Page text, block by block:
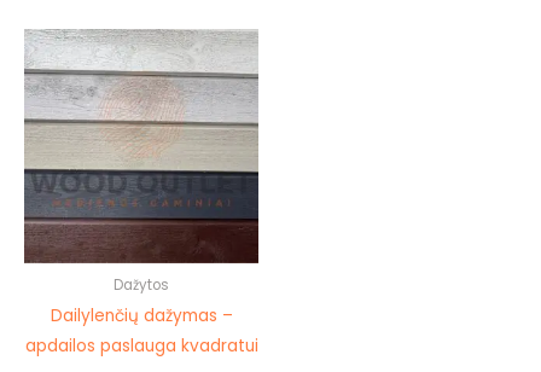
Dažytos
Dailylenčių dažymas –
apdailos paslauga kvadratui
This
product
has
multiple
options
on